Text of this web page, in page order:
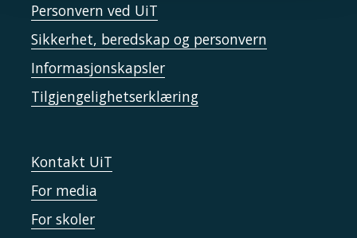
Personvern ved UiT
Sikkerhet, beredskap og personvern
Informasjonskapsler
Tilgjengelighetserklæring
Kontakt UiT
For media
For skoler